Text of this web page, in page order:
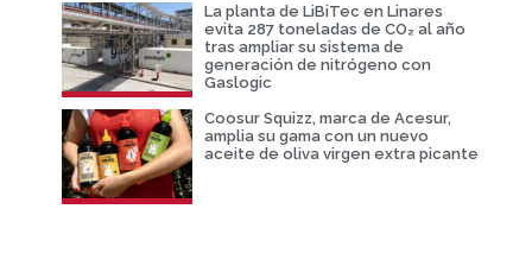
La planta de LiBiTec en Linares
evita 287 toneladas de CO₂ al año
tras ampliar su sistema de
generación de nitrógeno con
Gaslogic
Coosur Squizz, marca de Acesur,
amplia su gama con un nuevo
aceite de oliva virgen extra picante